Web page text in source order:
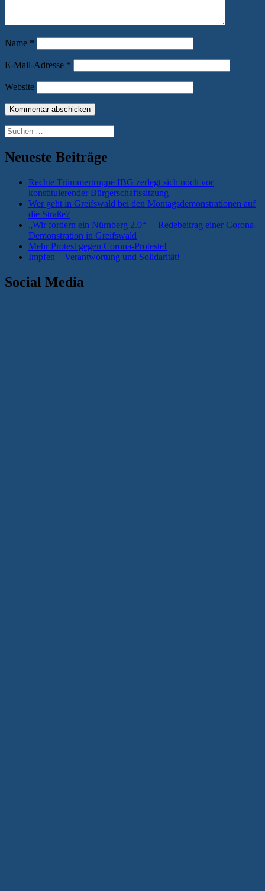
Name *
E-Mail-Adresse *
Website
Suchen
nach:
Neueste Beiträge
Rechte Trümmertruppe IBG zerlegt sich noch vor
konstituierender Bürgerschaftssitzung
Wer geht in Greifswald bei den Montagsdemonstrationen auf
die Straße?
„Wir fordern ein Nürnberg 2.0“ —Redebeitrag einer Corona-
Demonstration in Greifswald
Mehr Protest gegen Corona-Proteste!
Impfen – Verantwortung und Solidarität!
Social Media